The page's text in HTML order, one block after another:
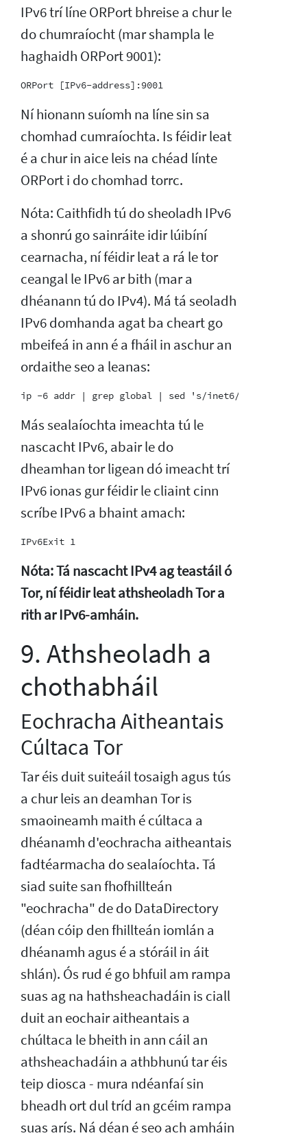
IPv6 trí líne ORPort bhreise a chur le
do chumraíocht (mar shampla le
haghaidh ORPort 9001):
Ní hionann suíomh na líne sin sa
chomhad cumraíochta. Is féidir leat
é a chur in aice leis na chéad línte
ORPort i do chomhad torrc.
Nóta: Caithfidh tú do sheoladh IPv6
a shonrú go sainráite idir lúibíní
cearnacha, ní féidir leat a rá le tor
ceangal le IPv6 ar bith (mar a
dhéanann tú do IPv4). Má tá seoladh
IPv6 domhanda agat ba cheart go
mbeifeá in ann é a fháil in aschur an
ordaithe seo a leanas:
Más sealaíochta imeachta tú le
nascacht IPv6, abair le do
dheamhan tor ligean dó imeacht trí
IPv6 ionas gur féidir le cliaint cinn
scríbe IPv6 a bhaint amach:
Nóta: Tá nascacht IPv4 ag teastáil ó
Tor, ní féidir leat athsheoladh Tor a
rith ar IPv6-amháin.
9. Athsheoladh a
chothabháil
Eochracha Aitheantais
Cúltaca Tor
Tar éis duit suiteáil tosaigh agus tús
a chur leis an deamhan Tor is
smaoineamh maith é cúltaca a
dhéanamh d'eochracha aitheantais
fadtéarmacha do sealaíochta. Tá
siad suite san fhofhillteán
"eochracha" de do DataDirectory
(déan cóip den fhillteán iomlán a
dhéanamh agus é a stóráil in áit
shlán). Ós rud é go bhfuil am rampa
suas ag na hathsheachadáin is ciall
duit an eochair aitheantais a
chúltaca le bheith in ann cáil an
athsheachadáin a athbhunú tar éis
teip diosca - mura ndéanfaí sin
bheadh ort dul tríd an gcéim rampa
suas arís. Ná déan é seo ach amháin